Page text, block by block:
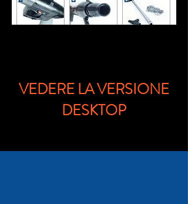
VEDERE LA VERSIONE
DESKTOP